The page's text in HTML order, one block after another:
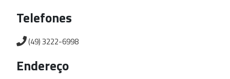
Telefones
(49) 3222-6998
Endereço